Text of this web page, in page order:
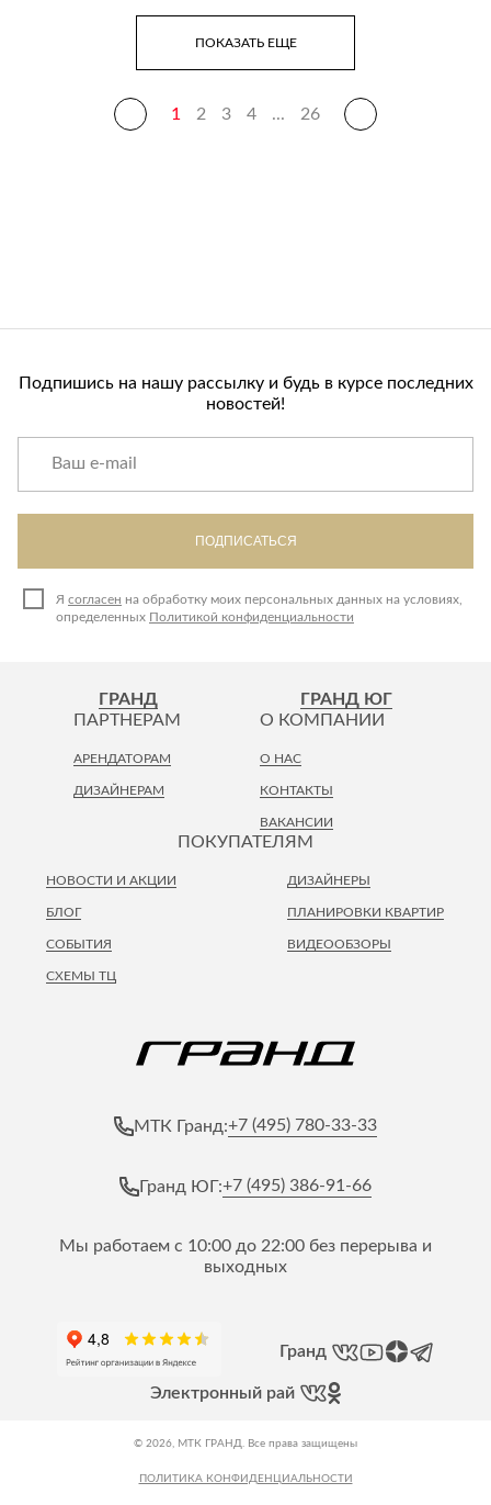
ПОКАЗАТЬ ЕЩЕ
1 2 3 4 ... 26
Подпишись на нашу рассылку и будь в курсе последних
новостей!
ПОДПИСАТЬСЯ
Я согласен на обработку моих персональных данных на условиях,
определенных Политикой конфиденциальности
ГРАНД ГРАНД ЮГ
ПОКУПАТЕЛЯМ
НОВОСТИ И АКЦИИ
ПЛАНИРОВКИ КВАРТИР
ВИДЕООБЗОРЫ
БЛОГ
СОБЫТИЯ
СХЕМЫ ТЦ
ДИЗАЙНЕРЫ
ПАРТНЕРАМ
АРЕНДАТОРАМ
ДИЗАЙНЕРАМ
О КОМПАНИИ
О НАС
КОНТАКТЫ
ВАКАНСИИ
МТК Гранд:+7 (495) 780-33-33
Гранд ЮГ:+7 (495) 386-91-66
Мы работаем с 10:00 до 22:00 без перерыва и
выходных
Гранд
Электронный рай
© 2026, МТК ГРАНД. Все права защищены
ПОЛИТИКА КОНФИДЕНЦИАЛЬНОСТИ